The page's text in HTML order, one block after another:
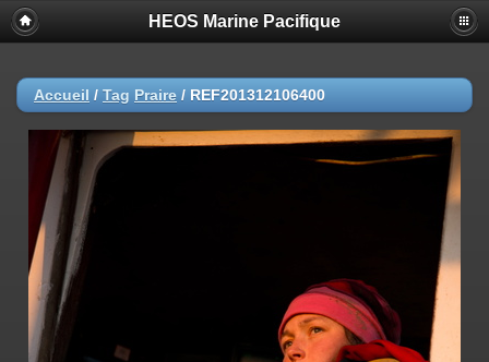
HEOS Marine Pacifique
Accueil / Tag Praire / REF201312106400